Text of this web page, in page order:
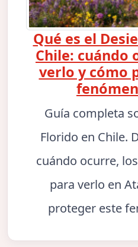
Qué es el
Chile: cuándo
verlo y cómo
Guía completa
Florido en Chile.
cuándo ocurre,
para verlo en
proteger este